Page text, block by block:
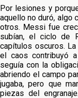
Por lesiones y
aquello no duró, algo
otros. Messi fue
subían, el ciclo de
capítulos oscuros.
el caos contribuyó
seguía con la
abriendo el campo
jugaba, pero que
piezas del